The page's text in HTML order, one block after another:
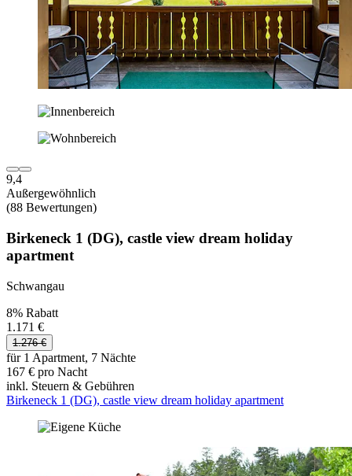
9,4
Außergewöhnlich
(88 Bewertungen)
Birkeneck 1 (DG), castle view dream holiday
apartment
Schwangau
8% Rabatt
1.171 €
1.276 €
für 1 Apartment, 7 Nächte
167 € pro Nacht
inkl. Steuern & Gebühren
Birkeneck 1 (DG), castle view dream holiday apartment